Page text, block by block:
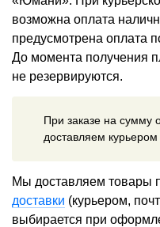
возможна оплата
предусмотрена оплата
До момента получения
не резервируются.
При заказе на сумму
доставляем
Мы доставляем товары
доставки (курьером,
выбирается при